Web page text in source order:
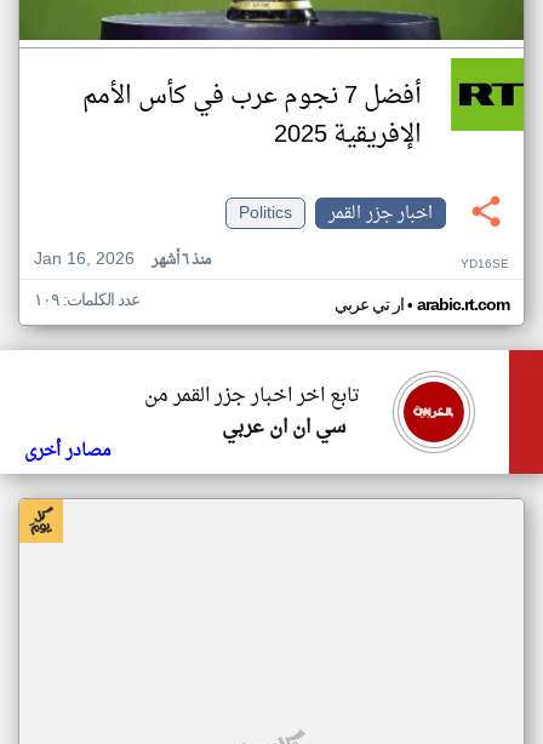
أفضل 7 نجوم عرب في كأس الأمم
الإفريقية 2025
اخبار جزر القمر
Politics
Jan 16, 2026
منذ ٦ أشهر YD16SE
ار تي عربي• arabic.rt.com عدد الكلمات: ١٠٩
تابع اخر اخبار جزر القمر من
سي ان ان عربي
مصادر أخرى